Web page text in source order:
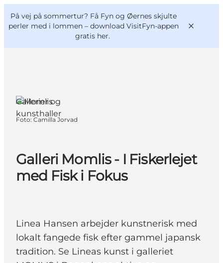
På vej på sommertur? Få Fyn og Øernes skjulte
perler med i lommen – download VisitFyn-appen
gratis her.
Oplevelser
Outdoor
Overnatning
Book lokale oplevelser
VisitFyn
Deutsch
Galleri Momlis - I Fiskerlejet
med Fisk i Fokus
Linea Hansen arbejder kunstnerisk med
lokalt fangede fisk efter gammel japansk
tradition. Se Lineas kunst i galleriet
Gallerier og
kunsthaller
Foto: Camilla Jorvad